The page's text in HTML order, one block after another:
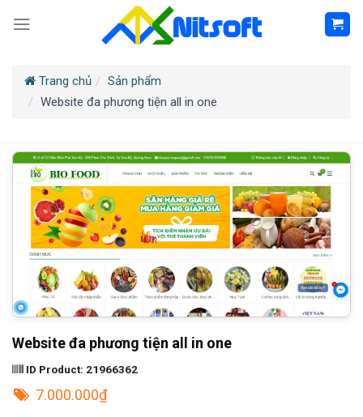
Trang chủ
Sản phẩm
Website đa phương tiện all in one
Website đa phương tiện all in one
ID Product: 21966362
7.000.000₫